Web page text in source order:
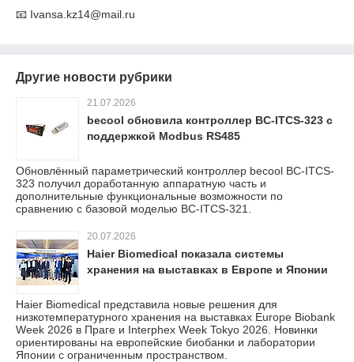
📧 Ivansa.kz14@mail.ru
Другие новости рубрики
21.07.2026
becool обновила контроллер BC-ITCS-323 с
поддержкой Modbus RS485
Обновлённый параметрический контроллер becool BC-ITCS-
323 получил доработанную аппаратную часть и
дополнительные функциональные возможности по
сравнению с базовой моделью BC-ITCS-321.
20.07.2026
Haier Biomedical показала системы
хранения на выставках в Европе и Японии
Haier Biomedical представила новые решения для
низкотемпературного хранения на выставках Europe Biobank
Week 2026 в Праге и Interphex Week Tokyo 2026. Новинки
ориентированы на европейские биобанки и лаборатории
Японии с ограниченным пространством.